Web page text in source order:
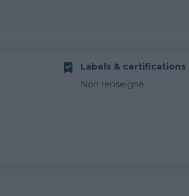
Labels & certifications
Non renseigné